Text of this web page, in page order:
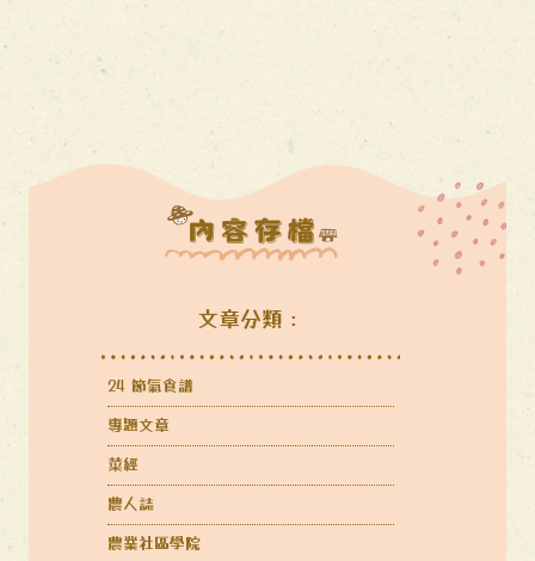
文章分類：
24 節氣食譜
專題文章
菜經
農人誌
農業社區學院